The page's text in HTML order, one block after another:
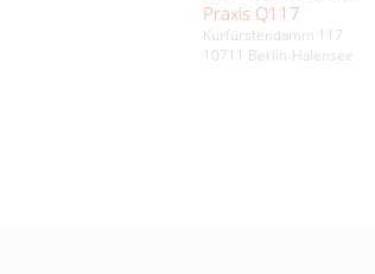
Praxis Q117
Kurfürstendamm 117
10711 Berlin-Halensee